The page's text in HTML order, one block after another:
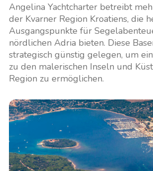
Angelina Yachtcharter betreibt
der Kvarner Region Kroatiens, die
Ausgangspunkte für
nördlichen Adria bieten. Diese
strategisch günstig gelegen, um
zu den malerischen Inseln und
Region zu ermöglichen.